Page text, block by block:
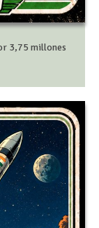
3,75 millones